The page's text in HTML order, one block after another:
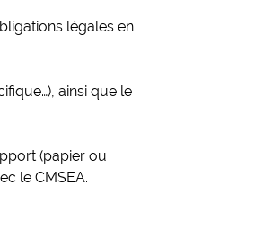
légales en
ainsi que le
(papier ou
le CMSEA.